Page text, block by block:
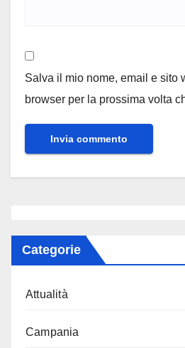
Salva il mio nome, email e sito
browser per la prossima volta
Categorie
Attualità
Campania